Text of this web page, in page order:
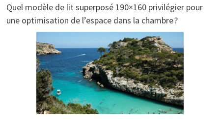
Quel modèle de lit superposé 190×160 privilégier pour
une optimisation de l’espace dans la chambre ?